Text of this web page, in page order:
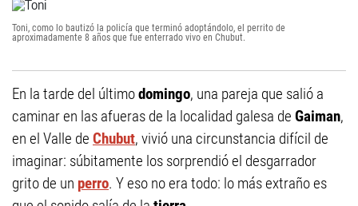
Toni, como lo bautizó la policía que terminó adoptándolo, el perrito de
aproximadamente 8 años que fue enterrado vivo en Chubut.
En la tarde del últimodomingo, una pareja que salió a
caminar en las afueras de la localidad galesa de Gaiman,
en el Valle de Chubut, vivió una circunstancia difícil de
imaginar: súbitamente los sorprendió el desgarrador
grito de un perro. Y eso no era todo: lo más extraño es